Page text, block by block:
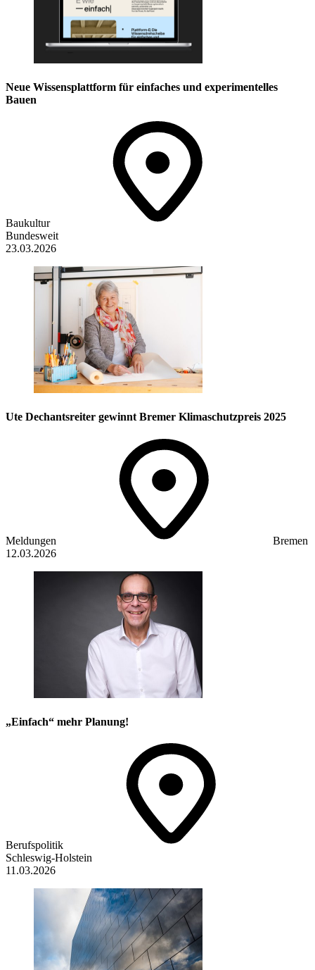
Neue Wissensplattform für einfaches und experimentelles
Bauen
Baukultur
Bundesweit
23.03.2026
Ute Dechantsreiter gewinnt Bremer Klimaschutzpreis 2025
Meldungen
Bremen
12.03.2026
„Einfach“ mehr Planung!
Berufspolitik
Schleswig-Holstein
11.03.2026